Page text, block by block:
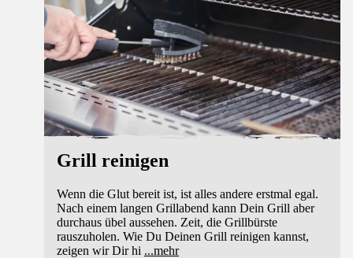
Grill reinigen
Wenn die Glut bereit ist, ist alles andere erstmal egal.
Nach einem langen Grillabend kann Dein Grill aber
durchaus übel aussehen. Zeit, die Grillbürste
rauszuholen. Wie Du Deinen Grill reinigen kannst,
zeigen wir Dir hi ...mehr